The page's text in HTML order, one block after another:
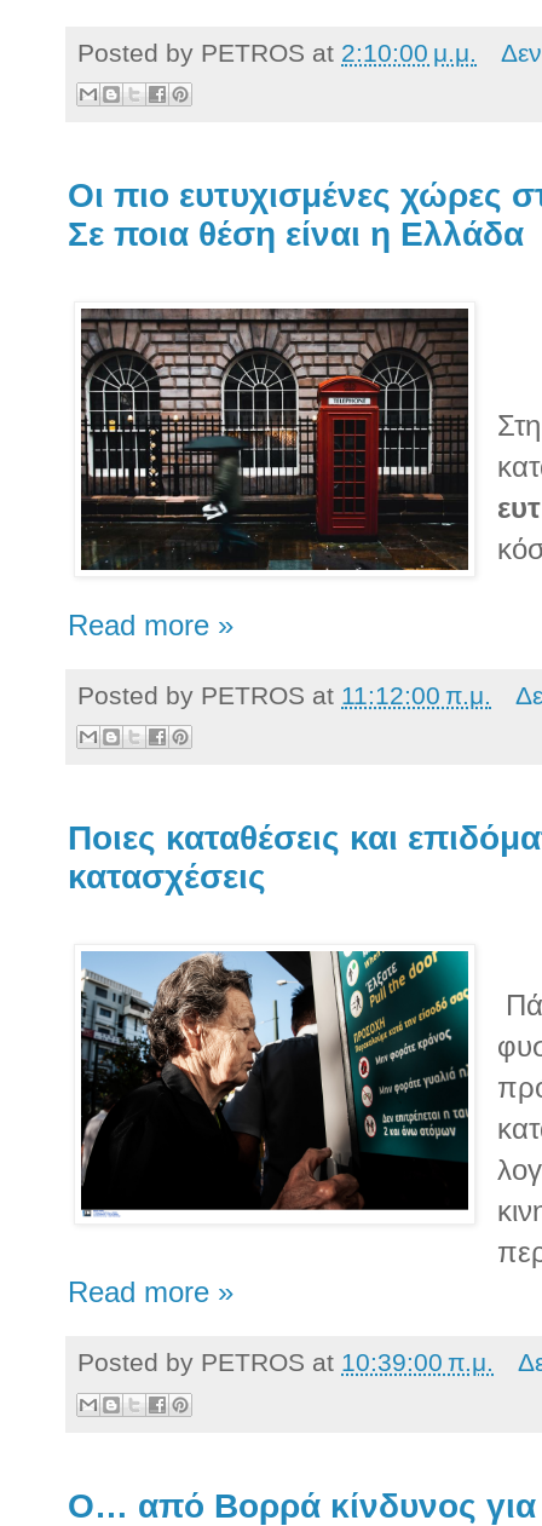
Posted by PETROS at 2:10:00 μ.μ.
Οι πιο ευτυχισμένες χώρες
Σε ποια θέση είναι η Ελλάδα
Read more »
Posted by PETROS at 11:12:00 π.μ.
Ποιες καταθέσεις και
κατασχέσεις
Read more »
Posted by PETROS at 10:39:00 π.μ.
Ο… από Βορρά κίνδυνος